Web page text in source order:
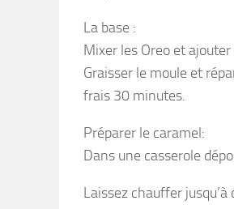
La base :
Mixer les Oreo et
Graisser le moule et
frais 30 minutes.
Préparer le caramel:
Dans une casserole
Laissez chauffer